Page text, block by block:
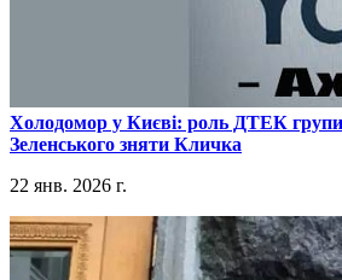
​Холодомор у Києві: роль ДТЕК
Зеленського зняти Кличка
22 янв. 2026 г.